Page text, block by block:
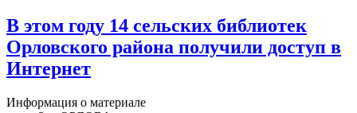
В этом году 14 сельских библиотек
Орловского района получили доступ в
Интернет
Информация о материале